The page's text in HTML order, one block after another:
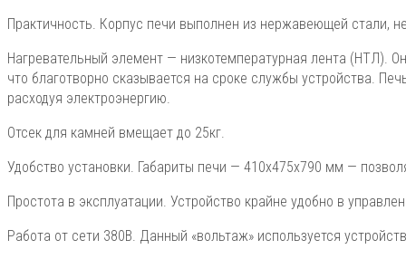
Практичность. Корпус печи выполнен из нержавеющей стали,
Нагревательный элемент — низкотемпературная лента (НТЛ).
что благотворно сказывается на сроке службы устройства.
расходуя электроэнергию.
Отсек для камней вмещает до 25кг.
Удобство установки. Габариты печи — 410x475x790 мм —
Простота в эксплуатации. Устройство крайне удобно в
Работа от сети 380В. Данный «вольтаж» используется